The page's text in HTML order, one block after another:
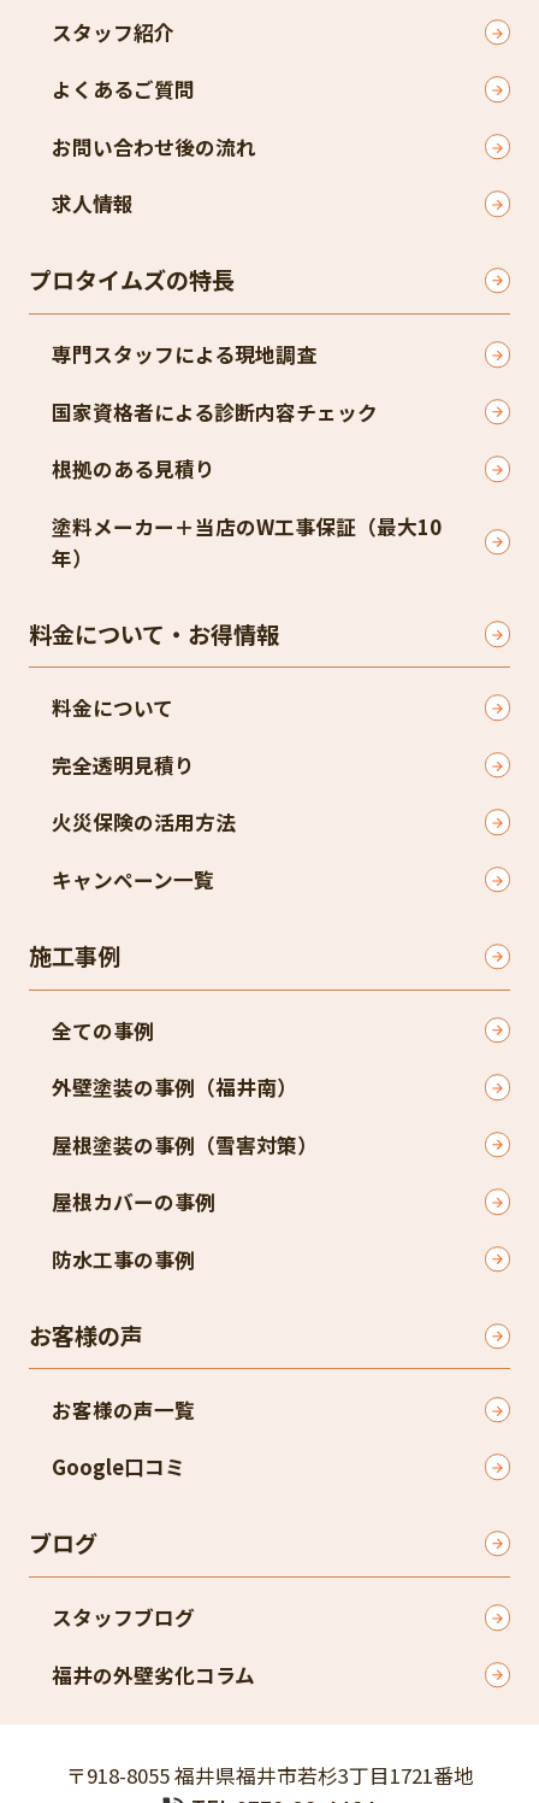
スタッフ紹介​
よくあるご質問​
お問い合わせ後の流れ​
求人情報
プロタイムズの特長
専門スタッフによる現地調査​
国家資格者による診断内容チェック​
根拠のある見積り​
塗料メーカー＋当店のW工事保証（最大10
年）​
料金について・お得情報
料金について
完全透明見積り​
火災保険の活用方法​
キャンペーン一覧​
施工事例
全ての事例
外壁塗装の事例（福井南）​
屋根塗装の事例（雪害対策）​
屋根カバーの事例
防水工事の事例
お客様の声
お客様の声一覧
Google口コミ​
ブログ
スタッフブログ
福井の外壁劣化コラム
〒918-8055 福井県福井市若杉3丁目1721番地